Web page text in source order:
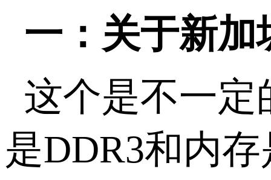
一：关于新加
这个是不一定
是DDR3和内